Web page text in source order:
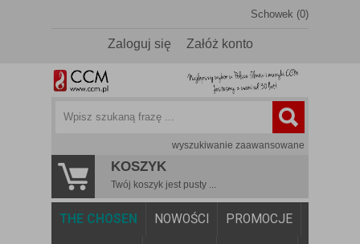
Schowek (0)
Zaloguj się Załóż konto
wyszukiwanie zaawansowane
KOSZYK
Twój koszyk jest pusty ...
THE CHOSEN NOWOŚCI PROMOCJE